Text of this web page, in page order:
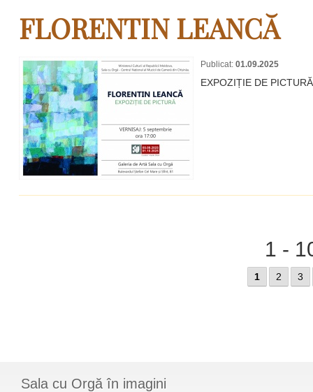
FLORENTIN LEANCĂ
Publicat: 01.09.2025
EXPOZIȚIE DE PICTURĂ
1 -
1 2 3
Sala cu Orgă în imagini